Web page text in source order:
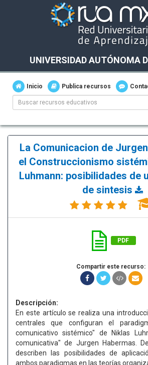
UNIVERSIDAD AUTÓNOMA
Inicio Publica recursos
La Comunicacion de
el Construccionismo
Luhmann: posibilidades de
de sintesis
PDF
Compartir este recurso:
Descripción:
En este artículo se realiza una
centrales que configuran el
comunicativo sistémico" de Niklas
comunicativa" de Jurgen Habermas.
describen las posibilidades de
ambos paradigmas en las teorías